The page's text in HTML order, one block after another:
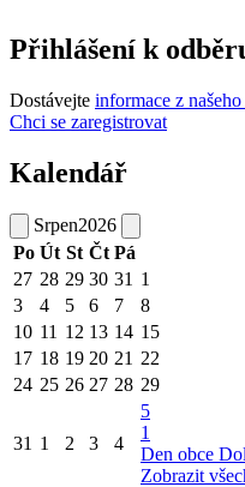
Přihlášení k
Dostávejte informace z
Chci se zaregistrovat
Kalendář
Srpen2026
Po Út St Čt Pá
27 28 29 30 31 1
3
4 5 6 7 8
10 11 12 13 14 15
17 18 19 20 21 22
24 25 26 27 28 29
31 1 2 3 4
5
1
Den obce
Zobrazit